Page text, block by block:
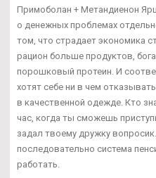
Примоболан + Метандиенон
о денежных проблемах
том, что страдает экономика
рацион больше продуктов,
порошковый протеин. И
хотят себе ни в чем
в качественной одежде. Кто
час, когда ты сможешь
задал твоему дружку
последовательно система
работать.